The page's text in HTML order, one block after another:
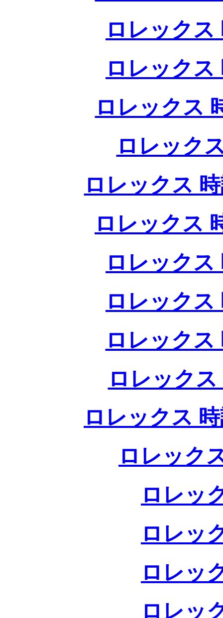
ロレックス
ロレックス
ロレックス
ロレック
ロレックス
ロレックス
ロレックス
ロレックス
ロレックス
ロレック
ロレックス
ロレック
ロレッ
ロレッ
ロレッ
ロレッ